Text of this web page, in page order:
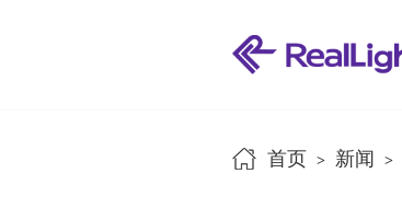
首页 > 新闻 >